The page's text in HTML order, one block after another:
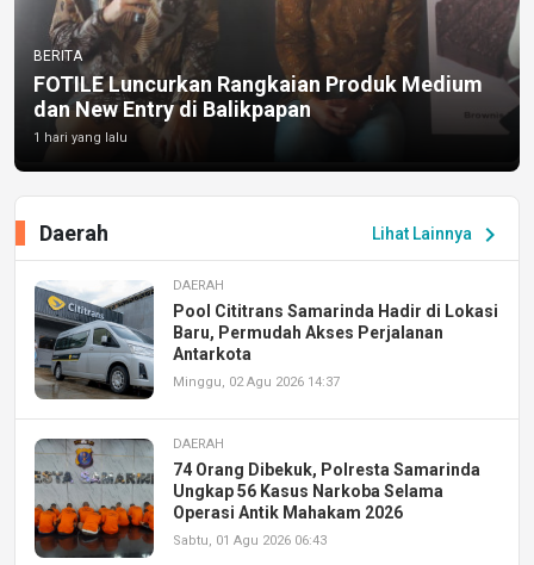
BERITA
FOTILE Luncurkan Rangkaian Produk Medium
dan New Entry di Balikpapan
1 hari yang lalu
Lihat Lainnya chevron_right
Daerah
DAERAH
Pool Cititrans Samarinda Hadir di Lokasi
Baru, Permudah Akses Perjalanan
Antarkota
Minggu, 02 Agu 2026 14:37
DAERAH
74 Orang Dibekuk, Polresta Samarinda
Ungkap 56 Kasus Narkoba Selama
Operasi Antik Mahakam 2026
Sabtu, 01 Agu 2026 06:43